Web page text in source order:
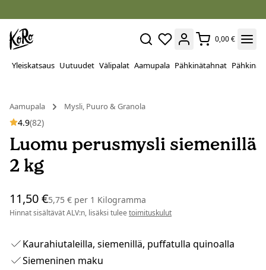
0,00 €
Yleiskatsaus Uutuudet Välipalat Aamupala Pähkinätahnat Pähkinät
Aamupala Mysli, Puuro & Granola
4.9(82)
Luomu perusmysli siemenillä
2 kg
11,50 €5,75 € per 1 Kilogramma
Hinnat sisältävät ALV:n, lisäksi tulee toimituskulut
Kaurahiutaleilla, siemenillä, puffatulla quinoalla
Siemeninen maku